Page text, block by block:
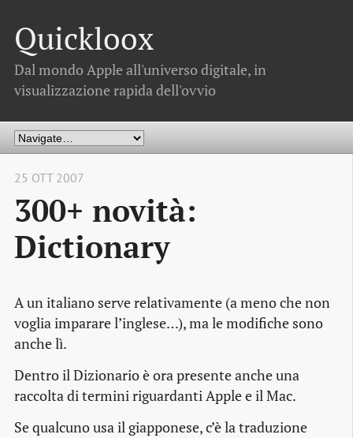
Quickloox
Dal mondo Apple all'universo digitale, in
visualizzazione rapida dell'ovvio
25 OTT 2007
300+ novità:
Dictionary
A un italiano serve relativamente (a meno che non
voglia imparare l’inglese…), ma le modifiche sono
anche lì.
Dentro il Dizionario è ora presente anche una
raccolta di termini riguardanti Apple e il Mac.
Se qualcuno usa il giapponese, c’è la traduzione